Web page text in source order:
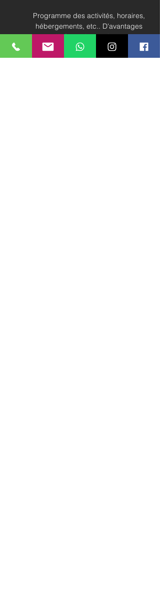
Programme des activités, horaires,
hébergements, etc.. D'avantages
d'informations suivront
prochainement.